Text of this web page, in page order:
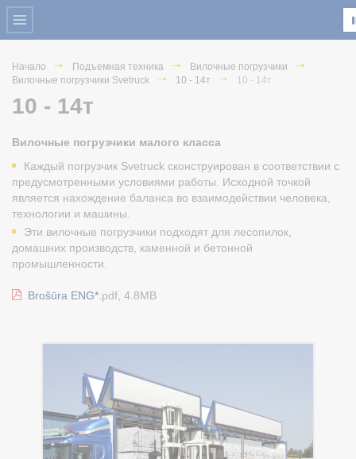
Начало Подъемная техника
Вилочные погрузчики
Вилочные погрузчики Svetruck
10 - 14т 10 - 14т
10 - 14т
Вилочные погрузчики малого класса
Каждый погрузчик Svetruck сконструирован в соответствии с
предусмотренными условиями работы. Исходной точкой
является нахождение баланса во взаимодействии человека,
технологии и машины.
Эти вилочные погрузчики подходят для лесопилок,
домашних производств, каменной и бетонной
промышленности.
Brošūra ENG*. pdf, 4.8MB